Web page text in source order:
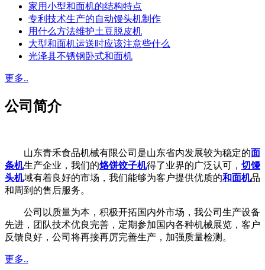
家用小型和面机的结构特点
专利技术生产的自动馒头机制作
用什么方法维护土豆脱皮机
大型和面机运送时应该注意些什么
光泽县不锈钢卧式和面机
更多..
公司简介
山东青禾食品机械有限公司是山东省内发展较为稳定的面
条机生产企业，我们的烙饼饺子机得了业界的广泛认可， 切馒
头机域有着良好的市场，我们能够为客户提供优质的和面机品
和周到的售后服务。
公司以质量为本，积极开拓国内外市场，我公司生产设备
先进，团队技术优良完善，定期参加国内各种机械展览，客户
反馈良好，公司将再接再厉完善生产，加强质量检测。
更多..